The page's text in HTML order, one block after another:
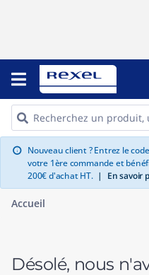
info Nouveau client ? Entrez le
votre 1ère commande et
200€ d'achat HT. | En savoir
Accueil
Désolé, nous